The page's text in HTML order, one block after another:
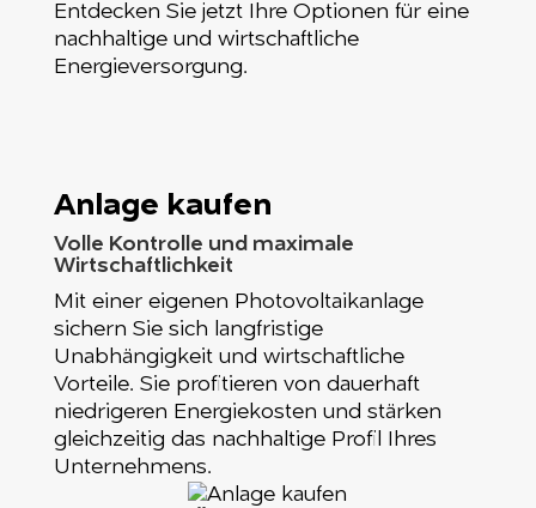
Entdecken Sie jetzt Ihre Optionen für eine
nachhaltige und wirtschaftliche
Energieversorgung.
Anlage kaufen
Volle Kontrolle und maximale
Wirtschaftlichkeit
Mit einer eigenen Photovoltaikanlage
sichern Sie sich langfristige
Unabhängigkeit und wirtschaftliche
Vorteile. Sie profitieren von dauerhaft
niedrigeren Energiekosten und stärken
gleichzeitig das nachhaltige Profil Ihres
Unternehmens.